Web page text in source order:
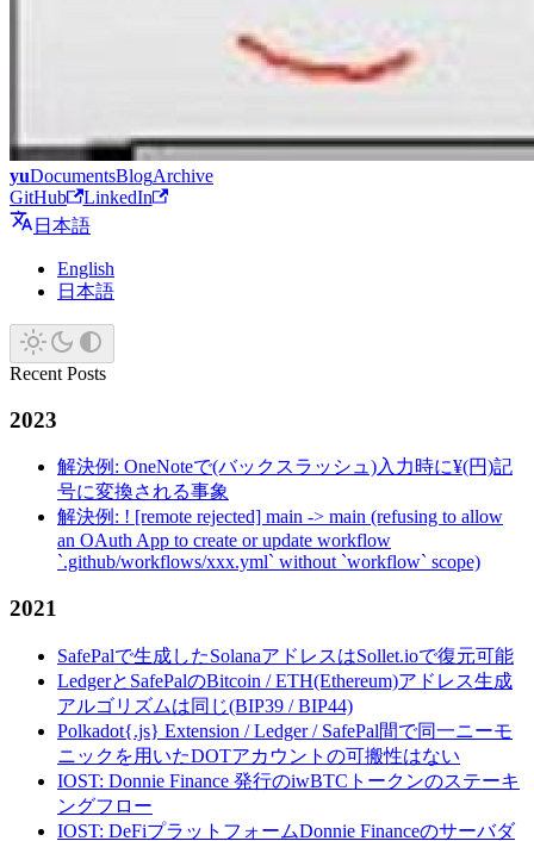
yuDocumentsBlogArchive
GitHub
LinkedIn
日本語
English
日本語
Recent Posts
2023
解決例: OneNoteで(バックスラッシュ)入力時に¥(円)記
号に変換される事象
解決例: ! [remote rejected] main -> main (refusing to allow
an OAuth App to create or update workflow
`.github/workflows/xxx.yml` without `workflow` scope)
2021
SafePalで生成したSolanaアドレスはSollet.ioで復元可能
LedgerとSafePalのBitcoin / ETH(Ethereum)アドレス生成
アルゴリズムは同じ(BIP39 / BIP44)
Polkadot{.js} Extension / Ledger / SafePal間で同一ニーモ
ニックを用いたDOTアカウントの可搬性はない
IOST: Donnie Finance 発行のiwBTCトークンのステーキ
ングフロー
IOST: DeFiプラットフォームDonnie Financeのサーバダ